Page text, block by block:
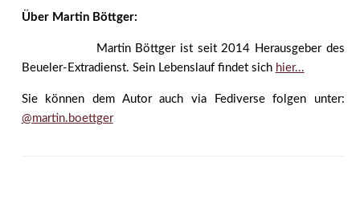
Über Martin Böttger:
Martin Böttger ist seit 2014 Herausgeber des
Beueler-Extradienst. Sein Lebenslauf findet sich hier...
Sie können dem Autor auch via Fediverse folgen unter:
@martin.boettger